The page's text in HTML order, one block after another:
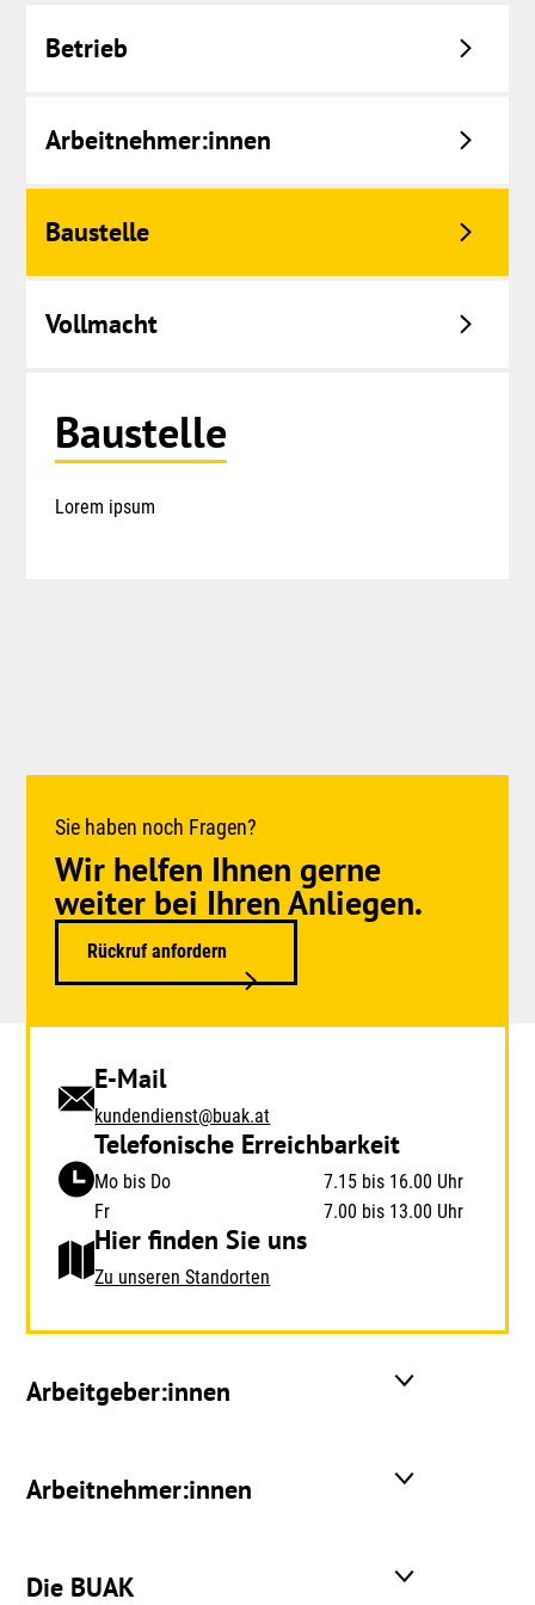
zum
MenüBaustelle
Lorem ipsum
Betrieb
Arbeitnehmer:innen
Baustelle
Vollmacht
Sie haben noch Fragen?
Wir helfen Ihnen gerne
weiter bei Ihren Anliegen.
Rückruf anfordern
E-Mail
kundendienst@buak.at
Telefonische Erreichbarkeit
Mo bis Do
7.15 bis 16.00 Uhr
Fr
7.00 bis 13.00 Uhr
Hier finden Sie uns
Zu unseren Standorten
Arbeitgeber:innen
Arbeitnehmer:innen
Die BUAK